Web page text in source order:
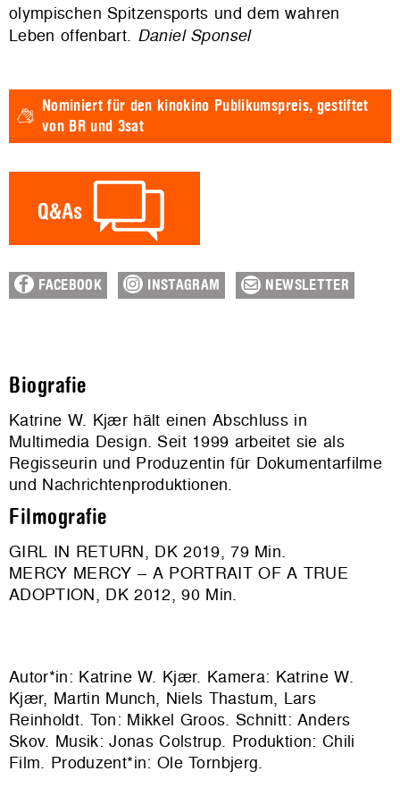
olympischen Spitzensports und dem wahren
Leben offenbart. Daniel Sponsel
Nominiert für den kinokino Publikumspreis, gestiftet
von BR und 3sat
FACEBOOK INSTAGRAM NEWSLETTER
Biografie
Katrine W. Kjær hält einen Abschluss in
Multimedia Design. Seit 1999 arbeitet sie als
Regisseurin und Produzentin für Dokumentarfilme
und Nachrichtenproduktionen.
Filmografie
GIRL IN RETURN, DK 2019, 79 Min.
MERCY MERCY – A PORTRAIT OF A TRUE
ADOPTION, DK 2012, 90 Min.
Autor*in: Katrine W. Kjær. Kamera: Katrine W.
Kjær, Martin Munch, Niels Thastum, Lars
Reinholdt. Ton: Mikkel Groos. Schnitt: Anders
Skov. Musik: Jonas Colstrup. Produktion: Chili
Film. Produzent*in: Ole Tornbjerg.